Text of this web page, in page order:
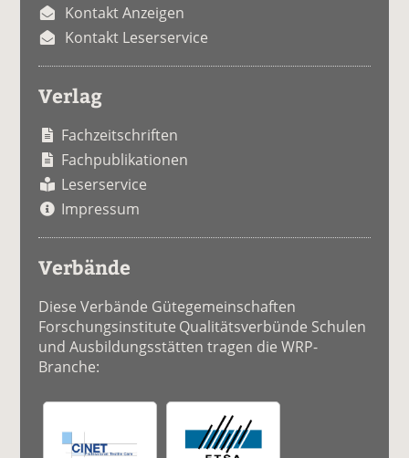
Kontakt Anzeigen
Kontakt Leserservice
Verlag
Fachzeitschriften
Fachpublikationen
Leserservice
Impressum
Verbände
Diese Verbände Gütegemeinschaften
Forschungsinstitute Qualitätsverbünde Schulen
und Ausbildungsstätten tragen die WRP-
Branche: